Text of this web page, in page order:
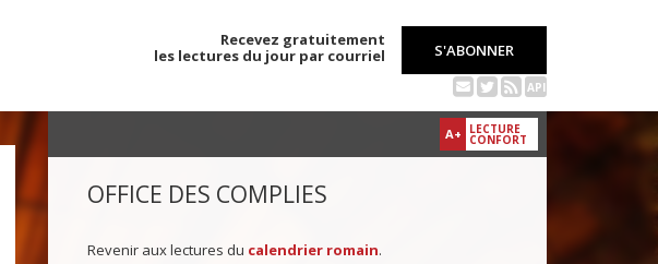
Recevez gratuitement
les lectures du jour par courriel
S'ABONNER
API
A+ LECTURE
CONFORT
OFFICE DES COMPLIES
Revenir aux lectures du calendrier romain.